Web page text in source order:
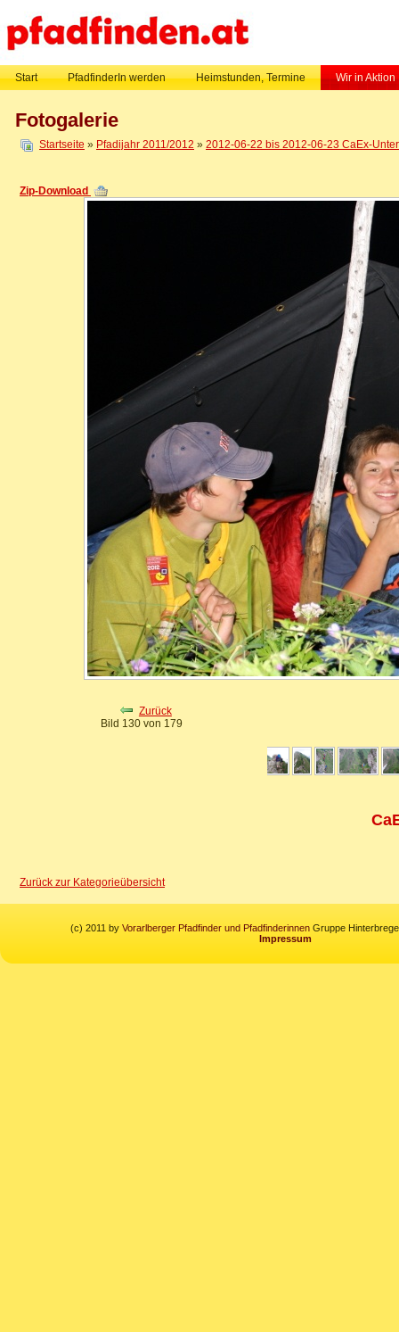
Start PfadfinderIn werden Heimstunden, Termine Wir in Aktion
Fotogalerie
Startseite » Pfadijahr 2011/2012 » 2012-06-22 bis 2012-06-23 CaEx-
Zip-Download
Zurück
Bild 130 von 179
Zurück zur Kategorieübersicht
(c) 2011 by Vorarlberger Pfadfinder und PfadfinderinnenGruppe
Impressum